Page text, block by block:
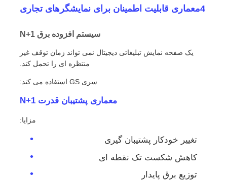
4معماری قابلیت اطمینان برای نمایشگرهای تجاری
سیستم افزوده برق N+1
یک صفحه نمایش تبلیغاتی دیجیتال نمی تواند زمان توقف غیر
منتظره ای را تحمل کند.
سری GS استفاده می کند:
معماری پشتیبان قدرت N+1
مزایا:
تغییر خودکار پشتیبان گیری
کاهش شکست تک نقطه ای
توزیع برق پایدار